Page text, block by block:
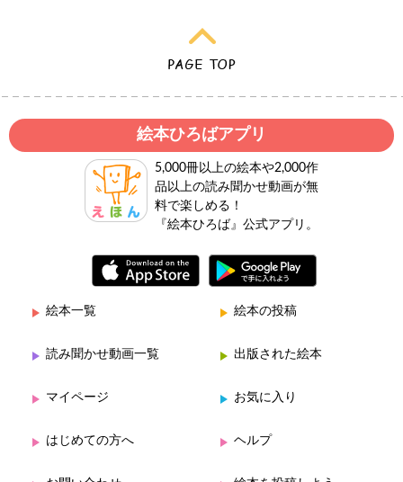
絵本ひろばアプリ
5,000冊以上の絵本や2,000作
品以上の読み聞かせ動画が無
料で楽しめる！
『絵本ひろば』公式アプリ。
絵本一覧 絵本の投稿
読み聞かせ動画一覧 出版された絵本
マイページ お気に入り
はじめての方へ ヘルプ